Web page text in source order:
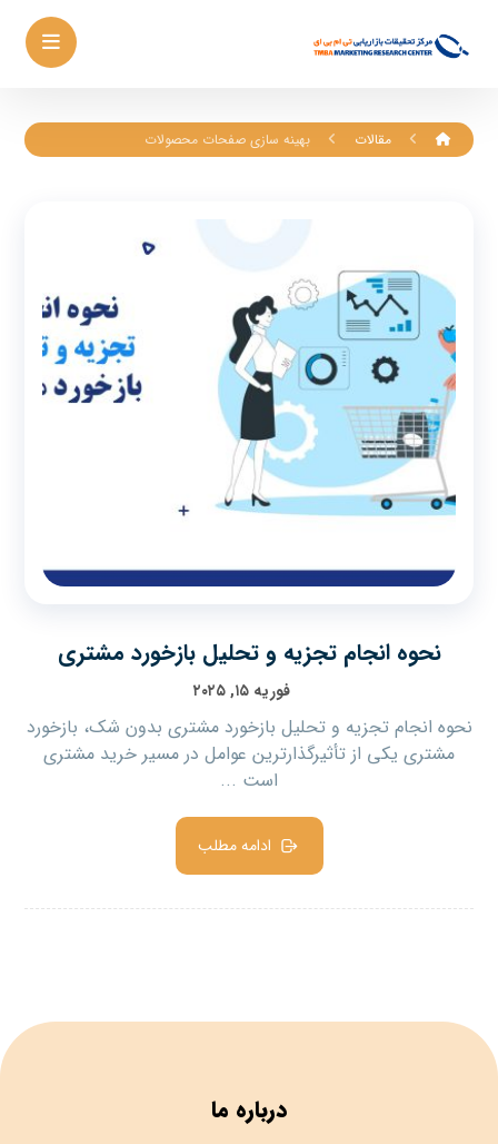
مقالات بهینه سازی صفحات محصولات
نحوه انجام تجزیه و تحلیل بازخورد مشتری
فوریه ۱۵, ۲۰۲۵
نحوه انجام تجزیه و تحلیل بازخورد مشتری بدون شک، بازخورد
مشتری یکی از تأثیرگذارترین عوامل در مسیر خرید مشتری
است ...
ادامه مطلب
درباره ما